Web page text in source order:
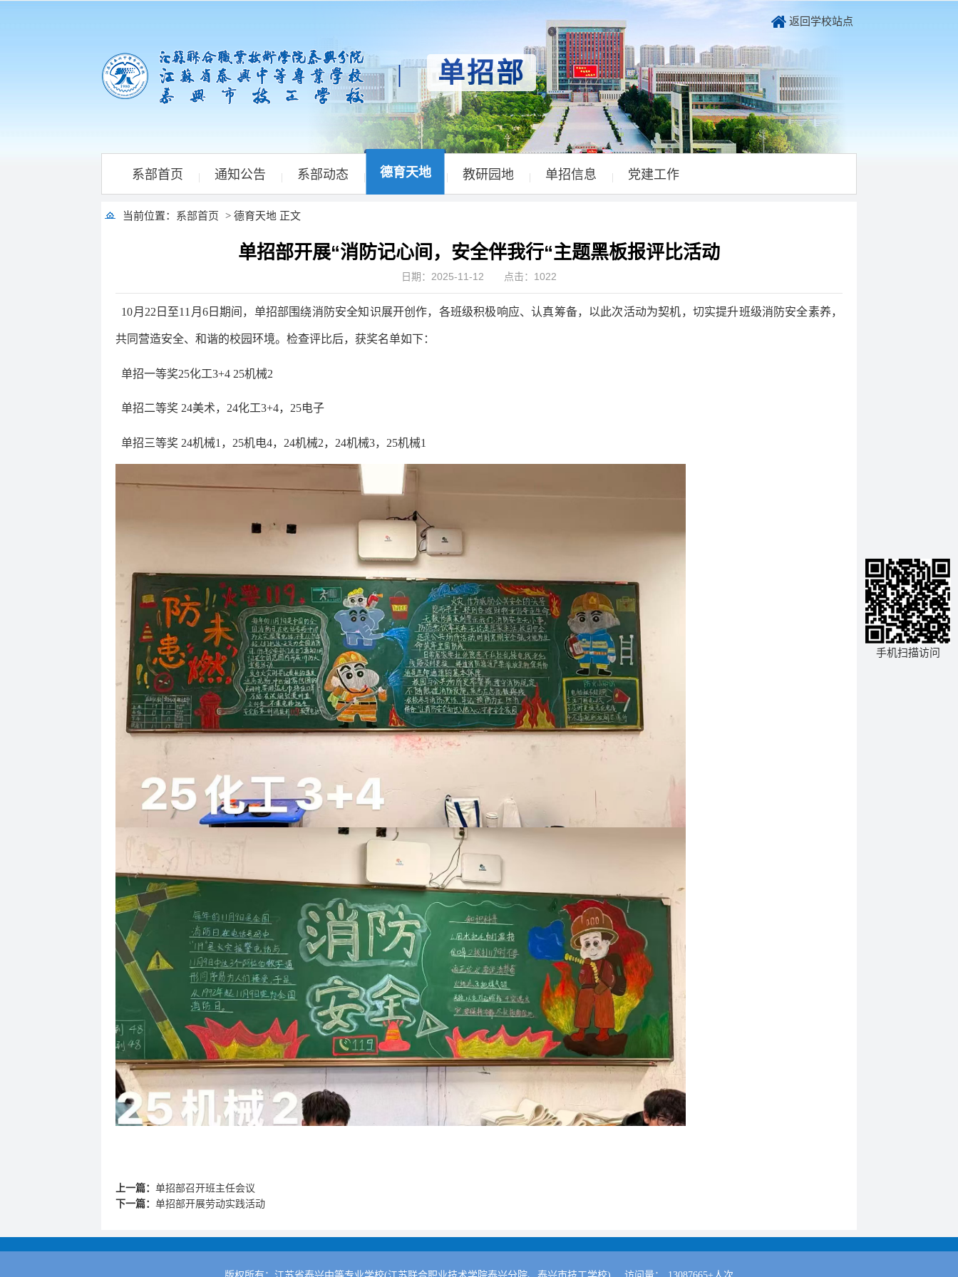
| 单招部
返回学校站点
系部首页 | 通知公告 | 系部动态 | 德育天地 | 教研园地 | 单招信息 | 党建工作
当前位置： 系部首页 > 德育天地 正文
单招部开展“消防记心间，安全伴我行“主题黑板报评比活动
日期：2025-11-12 点击： 1022
10月22日至11月6日期间，单招部围绕消防安全知识展开创作，各班级积极响应、认真筹备，以此次活动为契机，切实提升班级消防安全素养，
共同营造安全、和谐的校园环境。检查评比后，获奖名单如下：
单招一等奖25化工3+4 25机械2
单招二等奖 24美术，24化工3+4，25电子
单招三等奖 24机械1，25机电4，24机械2，24机械3，25机械1
上一篇： 单招部召开班主任会议
下一篇： 单招部开展劳动实践活动
手机扫描访问